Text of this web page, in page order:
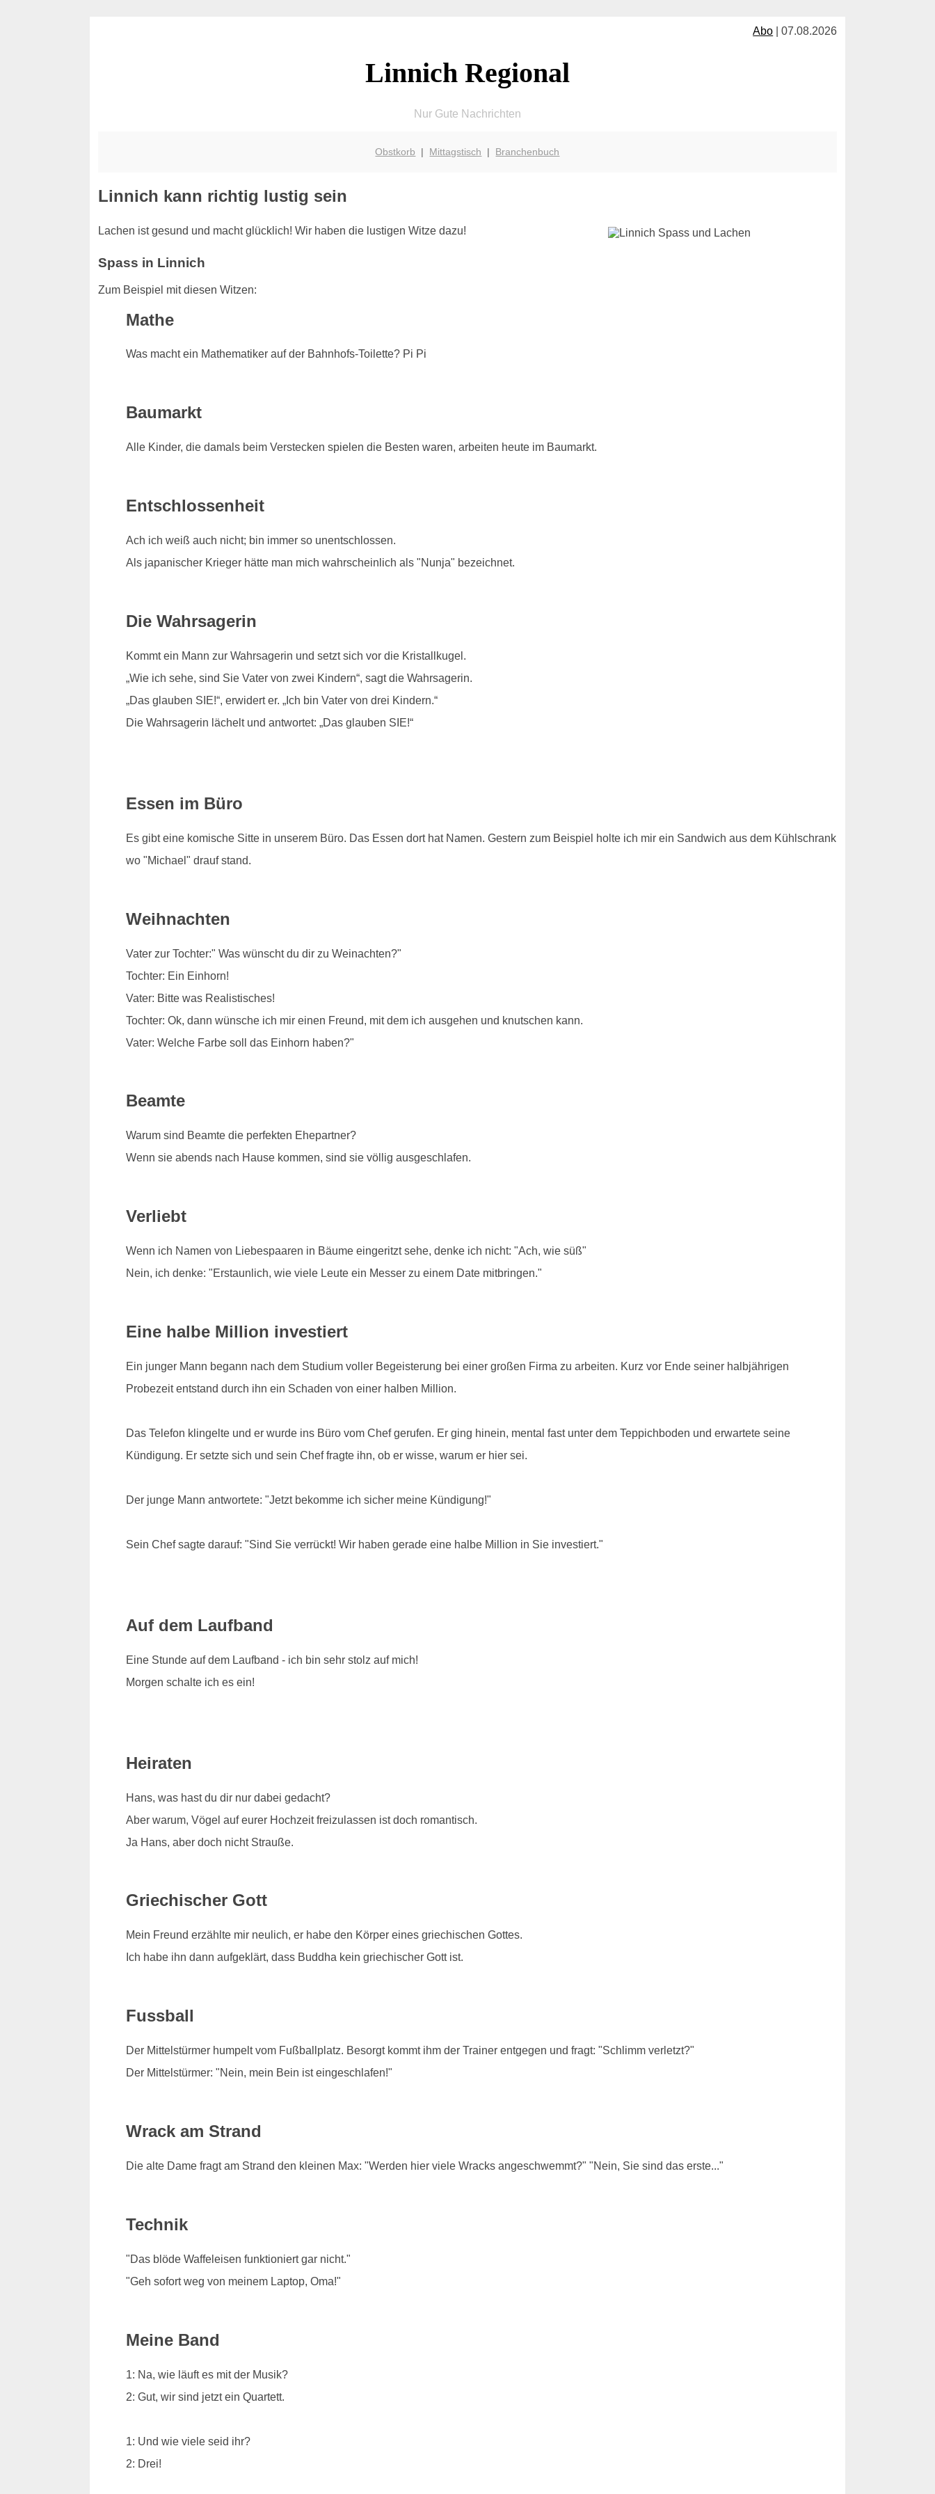
Abo | 07.08.2026
Linnich Regional
Nur Gute Nachrichten
Obstkorb | Mittagstisch | Branchenbuch
Linnich kann richtig lustig sein
Lachen ist gesund und macht glücklich! Wir haben die lustigen Witze dazu!
Spass in Linnich
Zum Beispiel mit diesen Witzen:
Mathe
Was macht ein Mathematiker auf der Bahnhofs-Toilette? Pi Pi
Baumarkt
Alle Kinder, die damals beim Verstecken spielen die Besten waren, arbeiten heute im Baumarkt.
Entschlossenheit
Ach ich weiß auch nicht; bin immer so unentschlossen.
Als japanischer Krieger hätte man mich wahrscheinlich als "Nunja" bezeichnet.
Die Wahrsagerin
Kommt ein Mann zur Wahrsagerin und setzt sich vor die Kristallkugel.
„Wie ich sehe, sind Sie Vater von zwei Kindern“, sagt die Wahrsagerin.
„Das glauben SIE!“, erwidert er. „Ich bin Vater von drei Kindern.“
Die Wahrsagerin lächelt und antwortet: „Das glauben SIE!“
Essen im Büro
Es gibt eine komische Sitte in unserem Büro. Das Essen dort hat Namen. Gestern zum Beispiel holte ich mir ein Sandwich aus dem Kühlschrank
wo "Michael" drauf stand.
Weihnachten
Vater zur Tochter:" Was wünscht du dir zu Weinachten?"
Tochter: Ein Einhorn!
Vater: Bitte was Realistisches!
Tochter: Ok, dann wünsche ich mir einen Freund, mit dem ich ausgehen und knutschen kann.
Vater: Welche Farbe soll das Einhorn haben?"
Beamte
Warum sind Beamte die perfekten Ehepartner?
Wenn sie abends nach Hause kommen, sind sie völlig ausgeschlafen.
Verliebt
Wenn ich Namen von Liebespaaren in Bäume eingeritzt sehe, denke ich nicht: "Ach, wie süß"
Nein, ich denke: "Erstaunlich, wie viele Leute ein Messer zu einem Date mitbringen."
Eine halbe Million investiert
Ein junger Mann begann nach dem Studium voller Begeisterung bei einer großen Firma zu arbeiten. Kurz vor Ende seiner halbjährigen
Probezeit entstand durch ihn ein Schaden von einer halben Million.
Das Telefon klingelte und er wurde ins Büro vom Chef gerufen. Er ging hinein, mental fast unter dem Teppichboden und erwartete seine
Kündigung. Er setzte sich und sein Chef fragte ihn, ob er wisse, warum er hier sei.
Der junge Mann antwortete: "Jetzt bekomme ich sicher meine Kündigung!"
Sein Chef sagte darauf: "Sind Sie verrückt! Wir haben gerade eine halbe Million in Sie investiert."
Auf dem Laufband
Eine Stunde auf dem Laufband - ich bin sehr stolz auf mich!
Morgen schalte ich es ein!
Heiraten
Hans, was hast du dir nur dabei gedacht?
Aber warum, Vögel auf eurer Hochzeit freizulassen ist doch romantisch.
Ja Hans, aber doch nicht Strauße.
Griechischer Gott
Mein Freund erzählte mir neulich, er habe den Körper eines griechischen Gottes.
Ich habe ihn dann aufgeklärt, dass Buddha kein griechischer Gott ist.
Fussball
Der Mittelstürmer humpelt vom Fußballplatz. Besorgt kommt ihm der Trainer entgegen und fragt: "Schlimm verletzt?"
Der Mittelstürmer: "Nein, mein Bein ist eingeschlafen!"
Wrack am Strand
Die alte Dame fragt am Strand den kleinen Max: "Werden hier viele Wracks angeschwemmt?" "Nein, Sie sind das erste..."
Technik
"Das blöde Waffeleisen funktioniert gar nicht."
"Geh sofort weg von meinem Laptop, Oma!"
Meine Band
1: Na, wie läuft es mit der Musik?
2: Gut, wir sind jetzt ein Quartett.
1: Und wie viele seid ihr?
2: Drei!